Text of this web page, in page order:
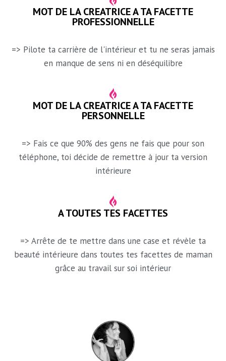
MOT DE LA CREATRICE A TA FACETTE
PROFESSIONNELLE
=> Pilote ta carrière de l'intérieur et tu ne seras jamais
en manque de sens ni en déséquilibre
MOT DE LA CREATRICE A TA FACETTE
PERSONNELLE
=> Fais ce que 90% des gens ne fais que pour son
téléphone, toi décide de remettre à jour ta version
intérieure
A TOUTES TES FACETTES
=> Arrête de te mettre dans une case et révèle ta
beauté intérieure dans toutes tes facettes de maman
grâce au travail sur soi intérieur